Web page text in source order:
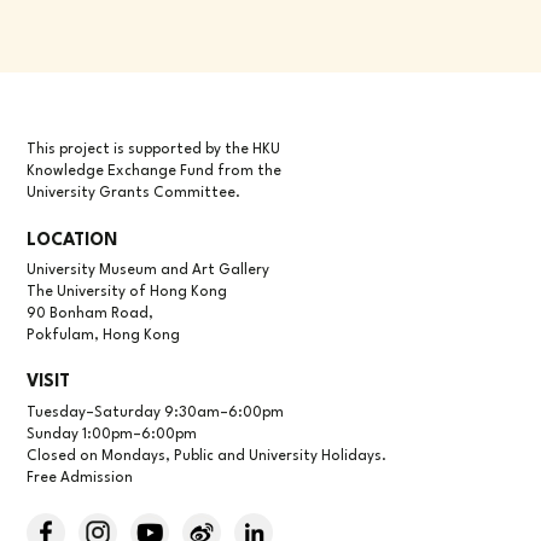
This project is supported by the HKU
Knowledge Exchange Fund from the
University Grants Committee.
LOCATION
University Museum and Art Gallery
The University of Hong Kong
90 Bonham Road,
Pokfulam, Hong Kong
VISIT
Tuesday–Saturday 9:30am–6:00pm
Sunday 1:00pm–6:00pm
Closed on Mondays, Public and University Holidays.
Free Admission